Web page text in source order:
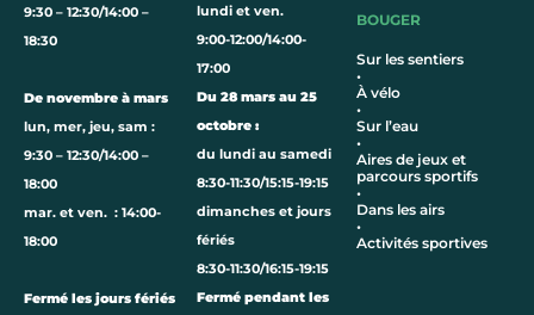
9:30 – 12:30/14:00 –
18:30
De novembre à mars
lun, mer, jeu, sam :
9:30 – 12:30/14:00 –
18:00
mar. et ven. : 14:00-
18:00
Fermé les jours fériés
lundi et ven.
9:00-12:00/14:00-
17:00
Du 28 mars au 25
octobre :
du lundi au samedi
8:30-11:30/15:15-19:15
dimanches et jours
fériés
8:30-11:30/16:15-19:15
Fermé pendant les
BOUGER
Sur les sentiers
•
À vélo
•
Sur l’eau
•
Aires de jeux et
parcours sportifs
•
Dans les airs
•
Activités sportives